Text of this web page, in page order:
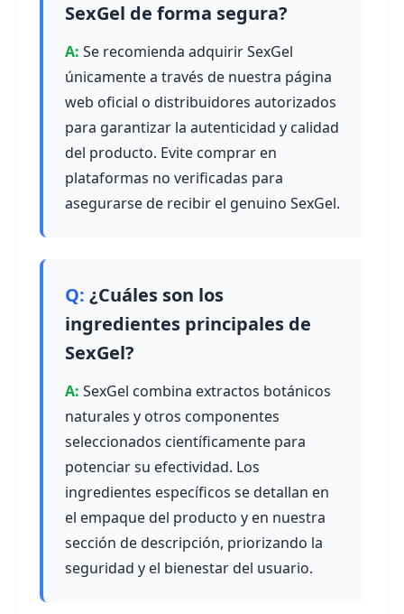
SexGel de forma segura?
Se recomienda adquirir SexGel
únicamente a través de nuestra página
web oficial o distribuidores autorizados
para garantizar la autenticidad y calidad
del producto. Evite comprar en
plataformas no verificadas para
asegurarse de recibir el genuino SexGel.
¿Cuáles son los
ingredientes principales de
SexGel?
SexGel combina extractos botánicos
naturales y otros componentes
seleccionados científicamente para
potenciar su efectividad. Los
ingredientes específicos se detallan en
el empaque del producto y en nuestra
sección de descripción, priorizando la
seguridad y el bienestar del usuario.